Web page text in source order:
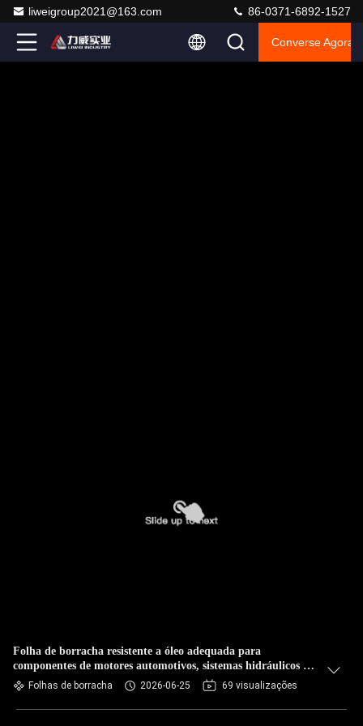
liweigroup2021@163.com 86-0371-6892-1527
Converse Agora
Folha de borracha resistente a óleo adequada para
componentes de motores automotivos, sistemas hidráulicos e
máquinas industriais
Folhas de borracha 2026-06-25 69 visualizações